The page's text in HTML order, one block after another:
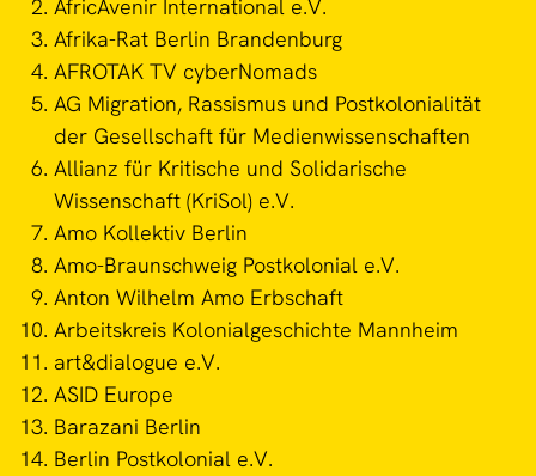
AfricAvenir International e.V.
Afrika-Rat Berlin Brandenburg
AFROTAK TV cyberNomads
AG Migration, Rassismus und Postkolonialität
der Gesellschaft für Medienwissenschaften
Allianz für Kritische und Solidarische
Wissenschaft (KriSol) e.V.
Amo Kollektiv Berlin
Amo-Braunschweig Postkolonial e.V.
Anton Wilhelm Amo Erbschaft
Arbeitskreis Kolonialgeschichte Mannheim
art&dialogue e.V.
ASID Europe
Barazani Berlin
Berlin Postkolonial e.V.